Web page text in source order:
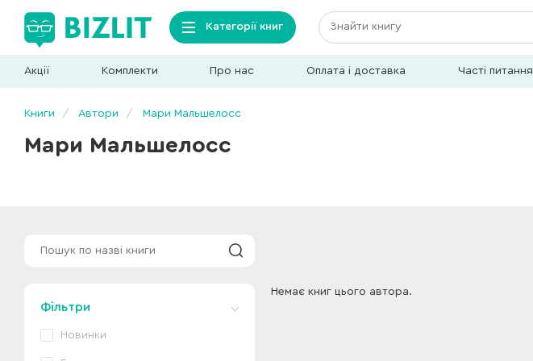
Категорії книг
Акції Комплекти Про нас Оплата і доставка Часті питання
Книги Автори Мари Мальшелосс
Мари Мальшелосс
Фільтри
Новинки
Немає книг цього автора.